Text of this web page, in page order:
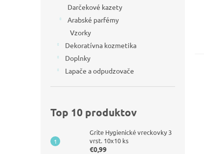
Darčekové kazety
Arabské parfémy
Vzorky
Dekoratívna kozmetika
Doplnky
Lapače a odpudzovače
Top 10 produktov
Grite Hygienické vreckovky 3
vrst. 10x10 ks
€0,99